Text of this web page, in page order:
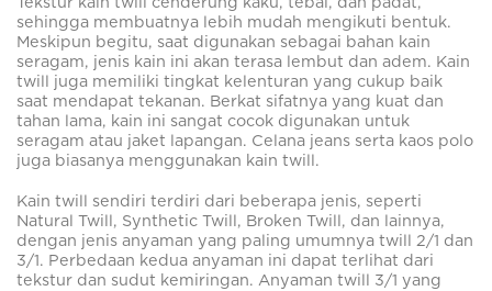
sehingga membuatnya lebih mudah mengikuti bentuk.
Meskipun begitu, saat digunakan sebagai bahan kain
seragam, jenis kain ini akan terasa lembut dan adem. Kain
twill juga memiliki tingkat kelenturan yang cukup baik
saat mendapat tekanan. Berkat sifatnya yang kuat dan
tahan lama, kain ini sangat cocok digunakan untuk
seragam atau jaket lapangan. Celana jeans serta kaos polo
juga biasanya menggunakan kain twill.
Kain twill sendiri terdiri dari beberapa jenis, seperti
Natural Twill, Synthetic Twill, Broken Twill, dan lainnya,
dengan jenis anyaman yang paling umumnya twill 2/1 dan
3/1. Perbedaan kedua anyaman ini dapat terlihat dari
tekstur dan sudut kemiringan. Anyaman twill 3/1 yang